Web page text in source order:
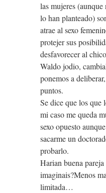
las mujeres
lo han planteado)
atrae al sexo
protejer sus
desfavorecer al
Waldo jodio,
ponemos a
puntos.
Se dice que los que
mi caso me queda
sexo opuesto
sacarme un
probarlo.
Harian buena
imaginais?Menos
limitada…